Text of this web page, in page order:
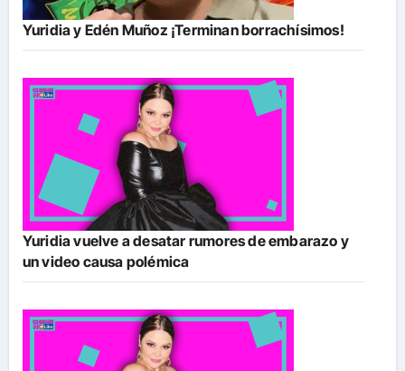
Yuridia y Edén Muñoz ¡Terminan borrachísimos!
Yuridia vuelve a desatar rumores de embarazo y
un video causa polémica